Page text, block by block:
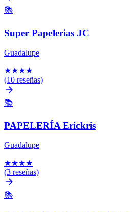
📚
Super Papelerias JC
Guadalupe
★★★★
(10 reseñas)
📚
PAPELERÍA Erickris
Guadalupe
★★★★
(3 reseñas)
📚